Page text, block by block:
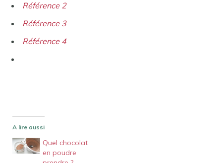
Référence 2
Référence 3
Référence 4
A lire aussi
Quel chocolat
en poudre